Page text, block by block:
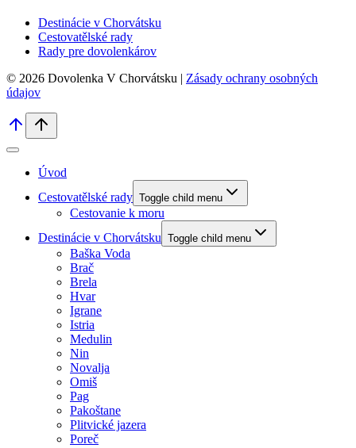
Destinácie v Chorvátsku
Cestovatělské rady
Rady pre dovolenkárov
© 2026 Dovolenka V Chorvátsku | Zásady ochrany osobných
údajov
Úvod
Cestovatělské rady Toggle child menu
Cestovanie k moru
Destinácie v Chorvátsku Toggle child menu
Baška Voda
Brač
Brela
Hvar
Igrane
Istria
Medulin
Nin
Novalja
Omiš
Pag
Pakoštane
Plitvické jazera
Poreč